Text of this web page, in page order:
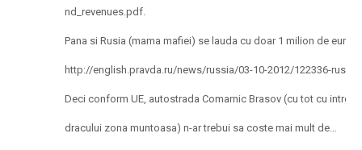
nd_revenues.pdf.
Pana si Rusia (mama mafiei) se lauda cu doar 1 milion de euro
http://english.pravda.ru/news/russia/03-10-2012/122336-
Deci conform UE, autostrada Comarnic Brasov (cu tot cu
dracului zona muntoasa) n-ar trebui sa coste mai mult de…